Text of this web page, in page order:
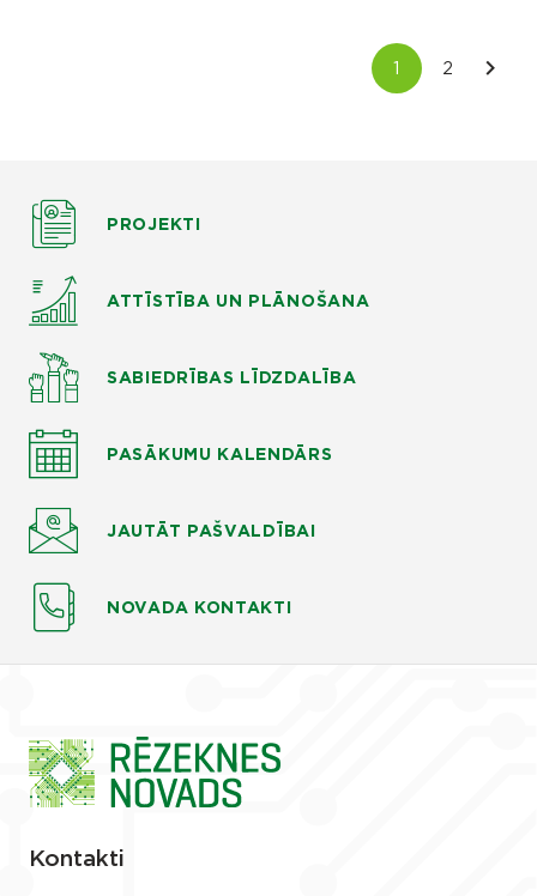
PROJEKTI
ATTĪSTĪBA UN PLĀNOŠANA
SABIEDRĪBAS LĪDZDALĪBA
PASĀKUMU KALENDĀRS
JAUTĀT PAŠVALDĪBAI
NOVADA KONTAKTI
Kontakti